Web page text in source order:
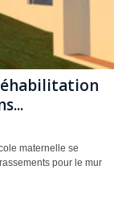
maternelle se
pour le mur